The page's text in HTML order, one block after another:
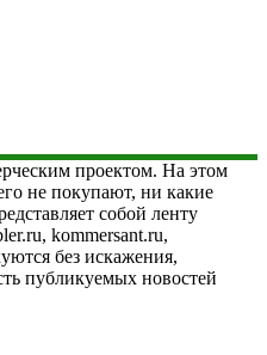
проектом. На этом
не покупают, ни какие
собой ленту
kommersant.ru,
без искажения,
публикуемых новостей